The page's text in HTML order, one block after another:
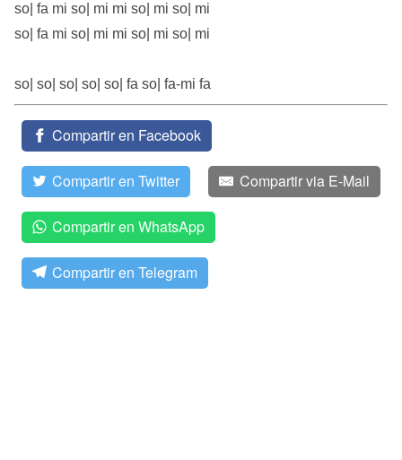
so| fa mi so| mi mi so| mi so| mi
so| fa mi so| mi mi so| mi so| mi
so| so| so| so| so| fa so| fa-mi fa
Compartir en Facebook
Compartir en Twitter Compartir via E-Mail
Compartir en WhatsApp
Compartir en Telegram